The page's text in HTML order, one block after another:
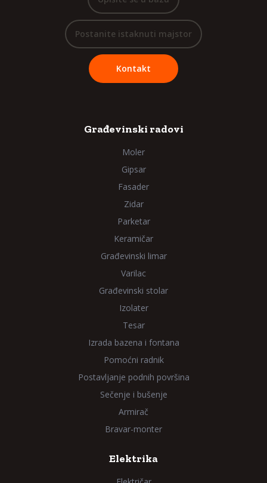
Postanite istaknuti majstor
Kontakt
Građevinski radovi
Moler
Gipsar
Fasader
Zidar
Parketar
Keramičar
Građevinski limar
Varilac
Građevinski stolar
Izolater
Tesar
Izrada bazena i fontana
Pomoćni radnik
Postavljanje podnih površina
Sečenje i bušenje
Armirač
Bravar-monter
Elektrika